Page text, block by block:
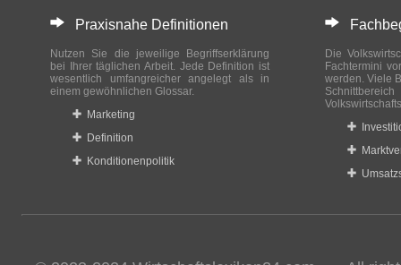
Praxisnahe Definitionen
Nutzen Sie die jeweilige Begriffserklärung
bei Ihrer täglichen Arbeit. Jede Definition ist
wesentlich umfangreicher angelegt als in
einem gewöhnlichen Glossar.
Marketing
Definition
Konditionenpolitik
Die
Fachtermini
werden. Viele